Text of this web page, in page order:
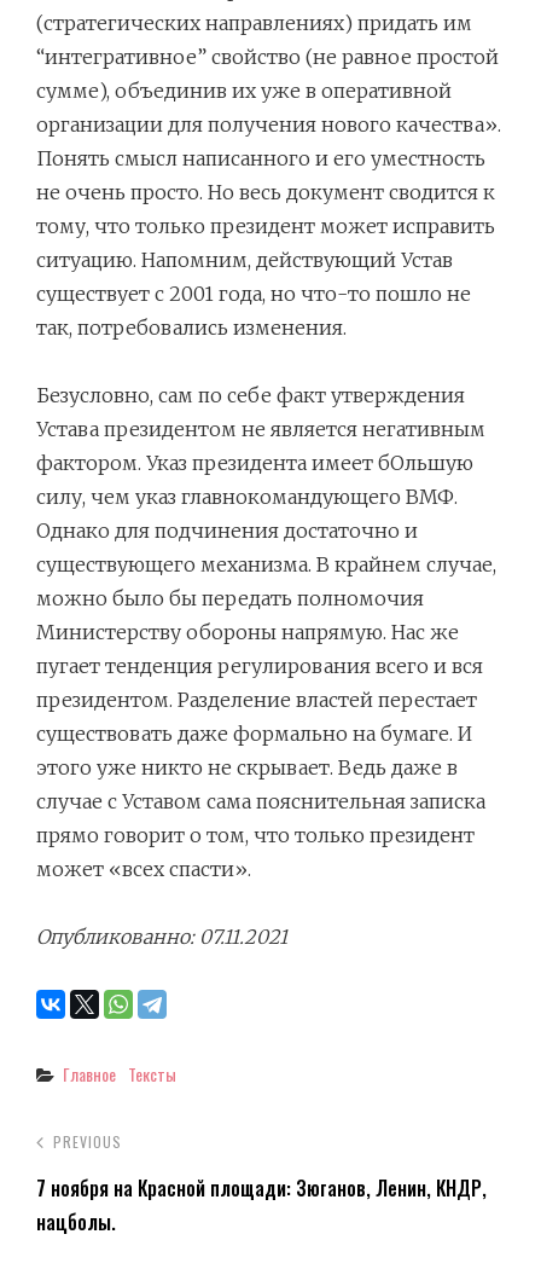
(стратегических направлениях) придать им
“интегративное” свойство (не равное простой
сумме), объединив их уже в оперативной
организации для получения нового качества».
Понять смысл написанного и его уместность
не очень просто. Но весь документ сводится к
тому, что только президент может исправить
ситуацию. Напомним, действующий Устав
существует с 2001 года, но что-то пошло не
так, потребовались изменения.
Безусловно, сам по себе факт утверждения
Устава президентом не является негативным
фактором. Указ президента имеет бОльшую
силу, чем указ главнокомандующего ВМФ.
Однако для подчинения достаточно и
существующего механизма. В крайнем случае,
можно было бы передать полномочия
Министерству обороны напрямую. Нас же
пугает тенденция регулирования всего и вся
президентом. Разделение властей перестает
существовать даже формально на бумаге. И
этого уже никто не скрывает. Ведь даже в
случае с Уставом сама пояснительная записка
прямо говорит о том, что только президент
может «всех спасти».
Опубликованно: 07.11.2021
Categories
Главное Тексты
PREVIOUS
7 ноября на Красной площади: Зюганов, Ленин, КНДР,
нацболы.